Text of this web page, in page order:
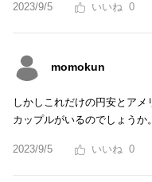
2023/9/5 0
momokun
しかしこれだけの円安とア
カップルがいるのでしょうか。
2023/9/5 0